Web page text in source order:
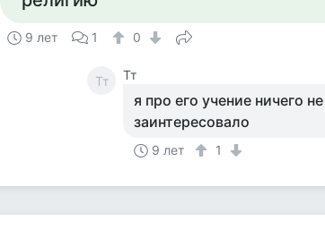
9 лет 1 0
Тт Тт
я про его учение ничего
заинтересовало
9 лет 1